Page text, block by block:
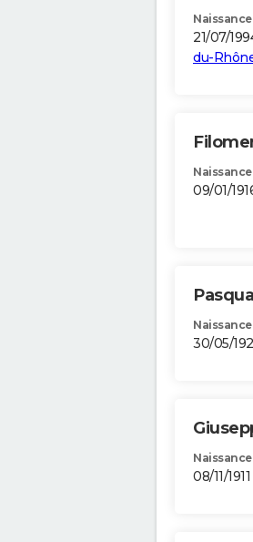
Naissance
21/07/
du-
Naissance
09/01/
Naissance
30/05/
Naissance
08/11/1911